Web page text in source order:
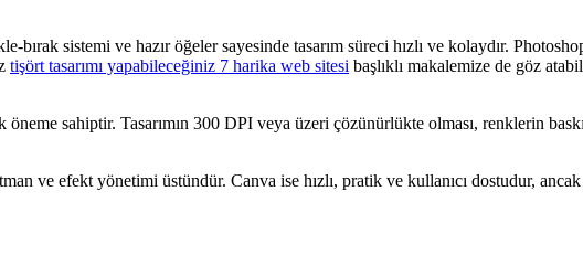
sistemi ve hazır öğeler sayesinde tasarım süreci hızlı ve kolaydır.
tişört tasarımı yapabileceğiniz 7 harika web sitesi başlıklı makalemize de göz
sahiptir. Tasarımın 300 DPI veya üzeri çözünürlükte olması, renklerin
ve efekt yönetimi üstündür. Canva ise hızlı, pratik ve kullanıcı dostudur, ancak